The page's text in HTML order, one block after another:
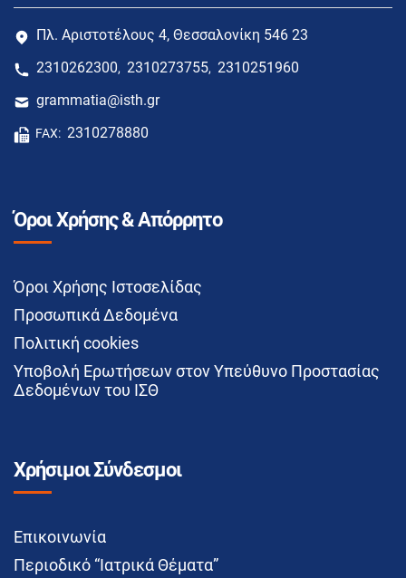
Πλ. Αριστοτέλους 4, Θεσσαλονίκη 546 23
2310262300, 2310273755, 2310251960
grammatia@isth.gr
FAX: 2310278880
Όροι Χρήσης & Απόρρητο
Όροι Χρήσης Ιστοσελίδας
Προσωπικά Δεδομένα
Πολιτική cookies
Υποβολή Ερωτήσεων στον Υπεύθυνο Προστασίας
Δεδομένων του ΙΣΘ
Χρήσιμοι Σύνδεσμοι
Επικοινωνία
Περιοδικό “Ιατρικά Θέματα”